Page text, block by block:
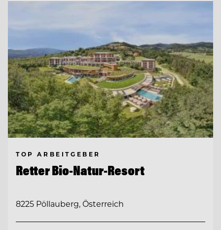
TOP ARBEITGEBER
Retter Bio-Natur-Resort
8225 Pöllauberg, Österreich